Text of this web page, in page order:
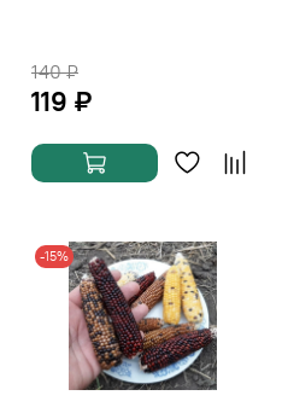
140 ₽
119 ₽
-15%